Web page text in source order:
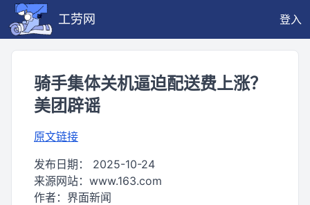
工劳网 登入
骑手集体关机逼迫配送费上涨？
美团辟谣
原文链接
发布日期： 2025-10-24
来源网站： www.163.com
作者： 界面新闻